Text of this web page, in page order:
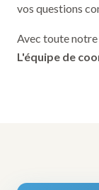
vos questions
Avec toute
L'équipe de